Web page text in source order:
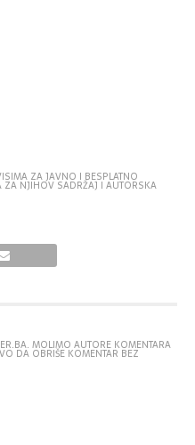
ZA JAVNO I BESPLATNO
ZA NJIHOV SADRŽAJ I AUTORSKA
MOLIMO AUTORE KOMENTARA
DA OBRIŠE KOMENTAR BEZ